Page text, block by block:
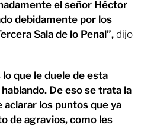
el señor Héctor
debidamente por los
Sala de lo Penal”, dijo
que le duele de esta
De eso se trata la
aclarar los puntos que ya
de agravios, como les